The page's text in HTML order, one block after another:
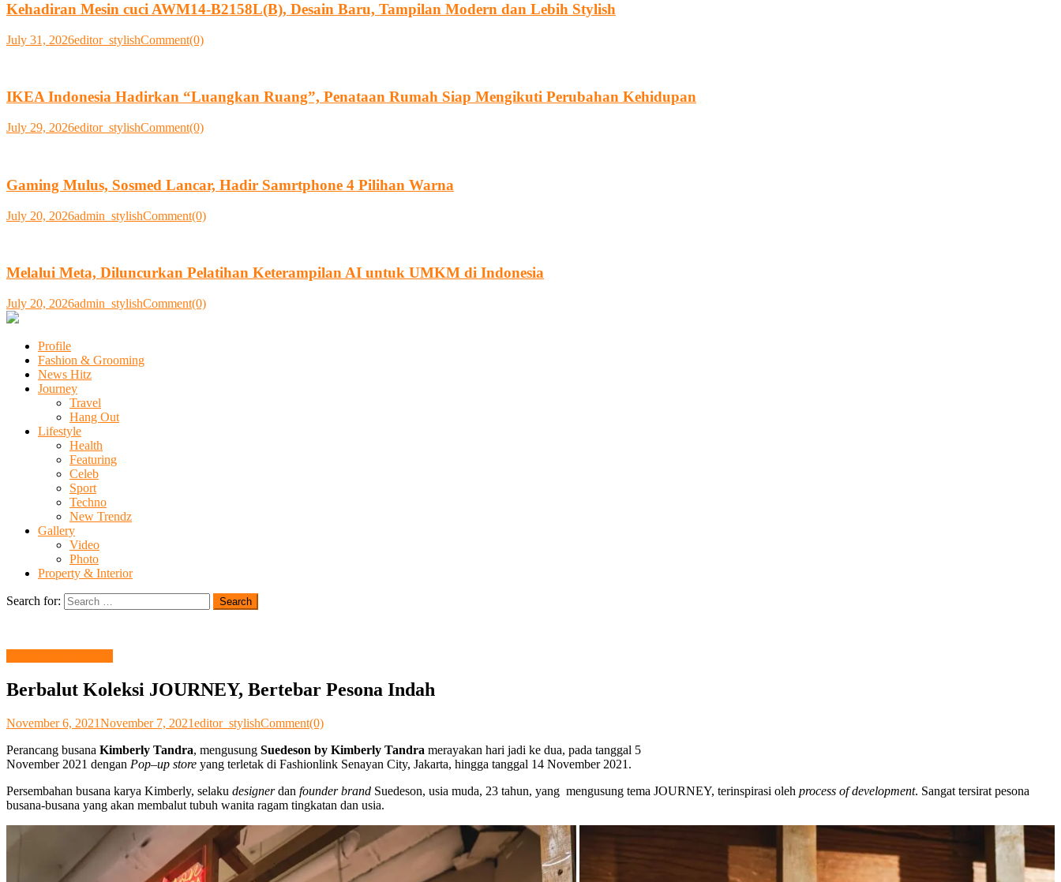
Kehadiran Mesin cuci AWM14-B2158L(B), Desain Baru, Tampilan Modern dan Lebih Stylish
July 31, 2026editor_stylishComment(0)
IKEA Indonesia Hadirkan “Luangkan Ruang”, Penataan Rumah Siap Mengikuti Perubahan Kehidupan
July 29, 2026editor_stylishComment(0)
Gaming Mulus, Sosmed Lancar, Hadir Samrtphone 4 Pilihan Warna
July 20, 2026admin_stylishComment(0)
Melalui Meta, Diluncurkan Pelatihan Keterampilan AI untuk UMKM di Indonesia
July 20, 2026admin_stylishComment(0)
Profile
Fashion & Grooming
News Hitz
Journey
Travel
Hang Out
Lifestyle
Health
Featuring
Celeb
Sport
Techno
New Trendz
Gallery
Video
Photo
Property & Interior
Search for:
Berbalut Koleksi JOURNEY, Bertebar Pesona Indah
November 6, 2021November 7, 2021editor_stylishComment(0)
Perancang busana Kimberly Tandra, mengusung Suedeson by Kimberly Tandra merayakan hari jadi ke dua, pada tanggal 5
November 2021 dengan Pop–up store yang terletak di Fashionlink Senayan City, Jakarta, hingga tanggal 14 November 2021.
Persembahan busana karya Kimberly, selaku designerdan founder brand Suedeson, usia muda, 23 tahun, yang mengusung tema JOURNEY, terinspirasi oleh process of development. Sangat tersirat pesona
busana-busana yang akan membalut tubuh wanita ragam tingkatan dan usia.